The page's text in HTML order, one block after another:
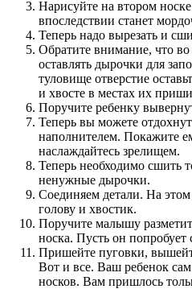
Нарисуйте на втором
впоследствии станет
Теперь надо вырезать и
Обратите внимание, что во
оставлять дырочки для
туловище отверстие
и хвосте в местах их
Поручите ребенку
Теперь вы можете
наполнителем. Покажите
наслаждайтесь зрелищем.
Теперь необходимо сшить
ненужные дырочки.
Соединяем детали. На этом
голову и хвостик.
Поручите малышу
носка. Пусть он попробует
Пришейте пуговки,
Вот и все. Ваш ребенок сам
носков. Вам пришлось